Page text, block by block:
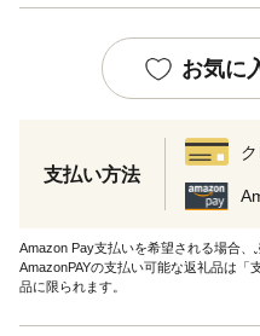
お気に
支払い方法
Amazon Pay支払いを希望される場合、
AmazonPAYの支払い可能な返礼品は「
品に限られます。